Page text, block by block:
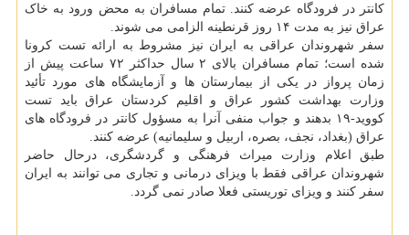
کانتر در فرودگاه عرضه کنند. تمام مسافران به محض ورود به خاک
عراق نیز به مدت ۱۴ روز قرنطینه الزامی می شوند.
سفر شهروندان عراقی به ایران نیز مشروط به ارائه تست کرونا
شده است؛ تمام مسافران بالای ۲ سال حداکثر ۷۲ ساعت پیش از
زمان پرواز در یکی از بیمارستان ها و آزمایشگاه های مورد تأئید
وزارت بهداشت کشور عراق و اقلیم کردستان عراق باید تست
کووید-۱۹ بدهند و جواب منفی آنرا به مسؤول کانتر در فرودگاه های
عراق (بغداد، نجف، بصره، اربیل و سلیمانیه) عرضه کنند.
طبق اعلام وزارت میراث فرهنگی و گردشگری، درحال حاضر
شهروندان عراقی فقط با ویزای درمانی و تجاری می توانند به ایران
سفر کنند و ویزای توریستی فعلا صادر نمی گردد.